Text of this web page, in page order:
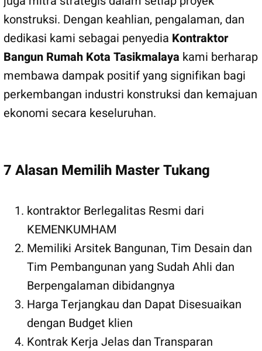
konstruksi. Dengan keahlian, pengalaman, dan
dedikasi kami sebagai penyedia Kontraktor
Bangun Rumah Kota Tasikmalaya kami berharap
membawa dampak positif yang signifikan bagi
perkembangan industri konstruksi dan kemajuan
ekonomi secara keseluruhan.
7 Alasan Memilih Master Tukang
kontraktor Berlegalitas Resmi dari
KEMENKUMHAM
Memiliki Arsitek Bangunan, Tim Desain dan
Tim Pembangunan yang Sudah Ahli dan
Berpengalaman dibidangnya
Harga Terjangkau dan Dapat Disesuaikan
dengan Budget klien
Kontrak Kerja Jelas dan Transparan